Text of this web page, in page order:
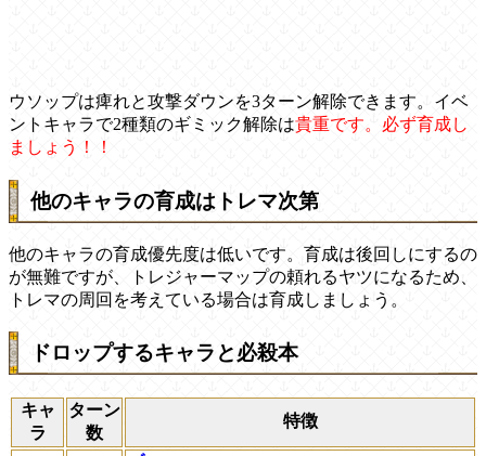
ウソップは痺れと攻撃ダウンを3ターン解除できます。イベ
ントキャラで2種類のギミック解除は貴重です。必ず育成し
ましょう！！
他のキャラの育成はトレマ次第
他のキャラの育成優先度は低いです。育成は後回しにするの
が無難ですが、トレジャーマップの頼れるヤツになるため、
トレマの周回を考えている場合は育成しましょう。
ドロップするキャラと必殺本
キャ
ラ
ターン
数
特徴